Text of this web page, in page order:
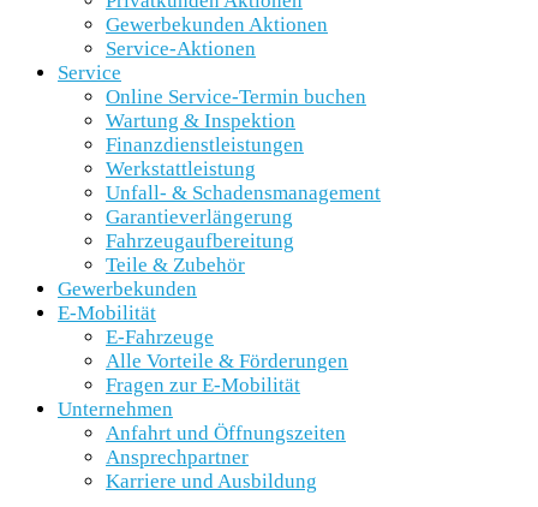
Gewerbekunden Aktionen
Service-Aktionen
Service
Online Service-Termin buchen
Wartung & Inspektion
Finanzdienstleistungen
Werkstattleistung
Unfall- & Schadensmanagement
Garantieverlängerung
Fahrzeugaufbereitung
Teile & Zubehör
Gewerbekunden
E-Mobilität
E-Fahrzeuge
Alle Vorteile & Förderungen
Fragen zur E-Mobilität
Unternehmen
Anfahrt und Öffnungszeiten
Ansprechpartner
Karriere und Ausbildung